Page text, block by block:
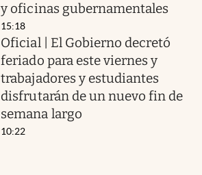
y oficinas gubernamentales
15:18
Oficial | El Gobierno decretó
feriado para este viernes y
trabajadores y estudiantes
disfrutarán de un nuevo fin de
semana largo
10:22